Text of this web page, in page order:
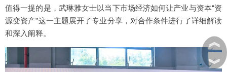
值得一提的是，武琳雅女士以当下市场经济如何让产业与资本“资
源变资产”这一主题展开了专业分享，对合作条件进行了详细解读
和深入阐释。
︽
︾